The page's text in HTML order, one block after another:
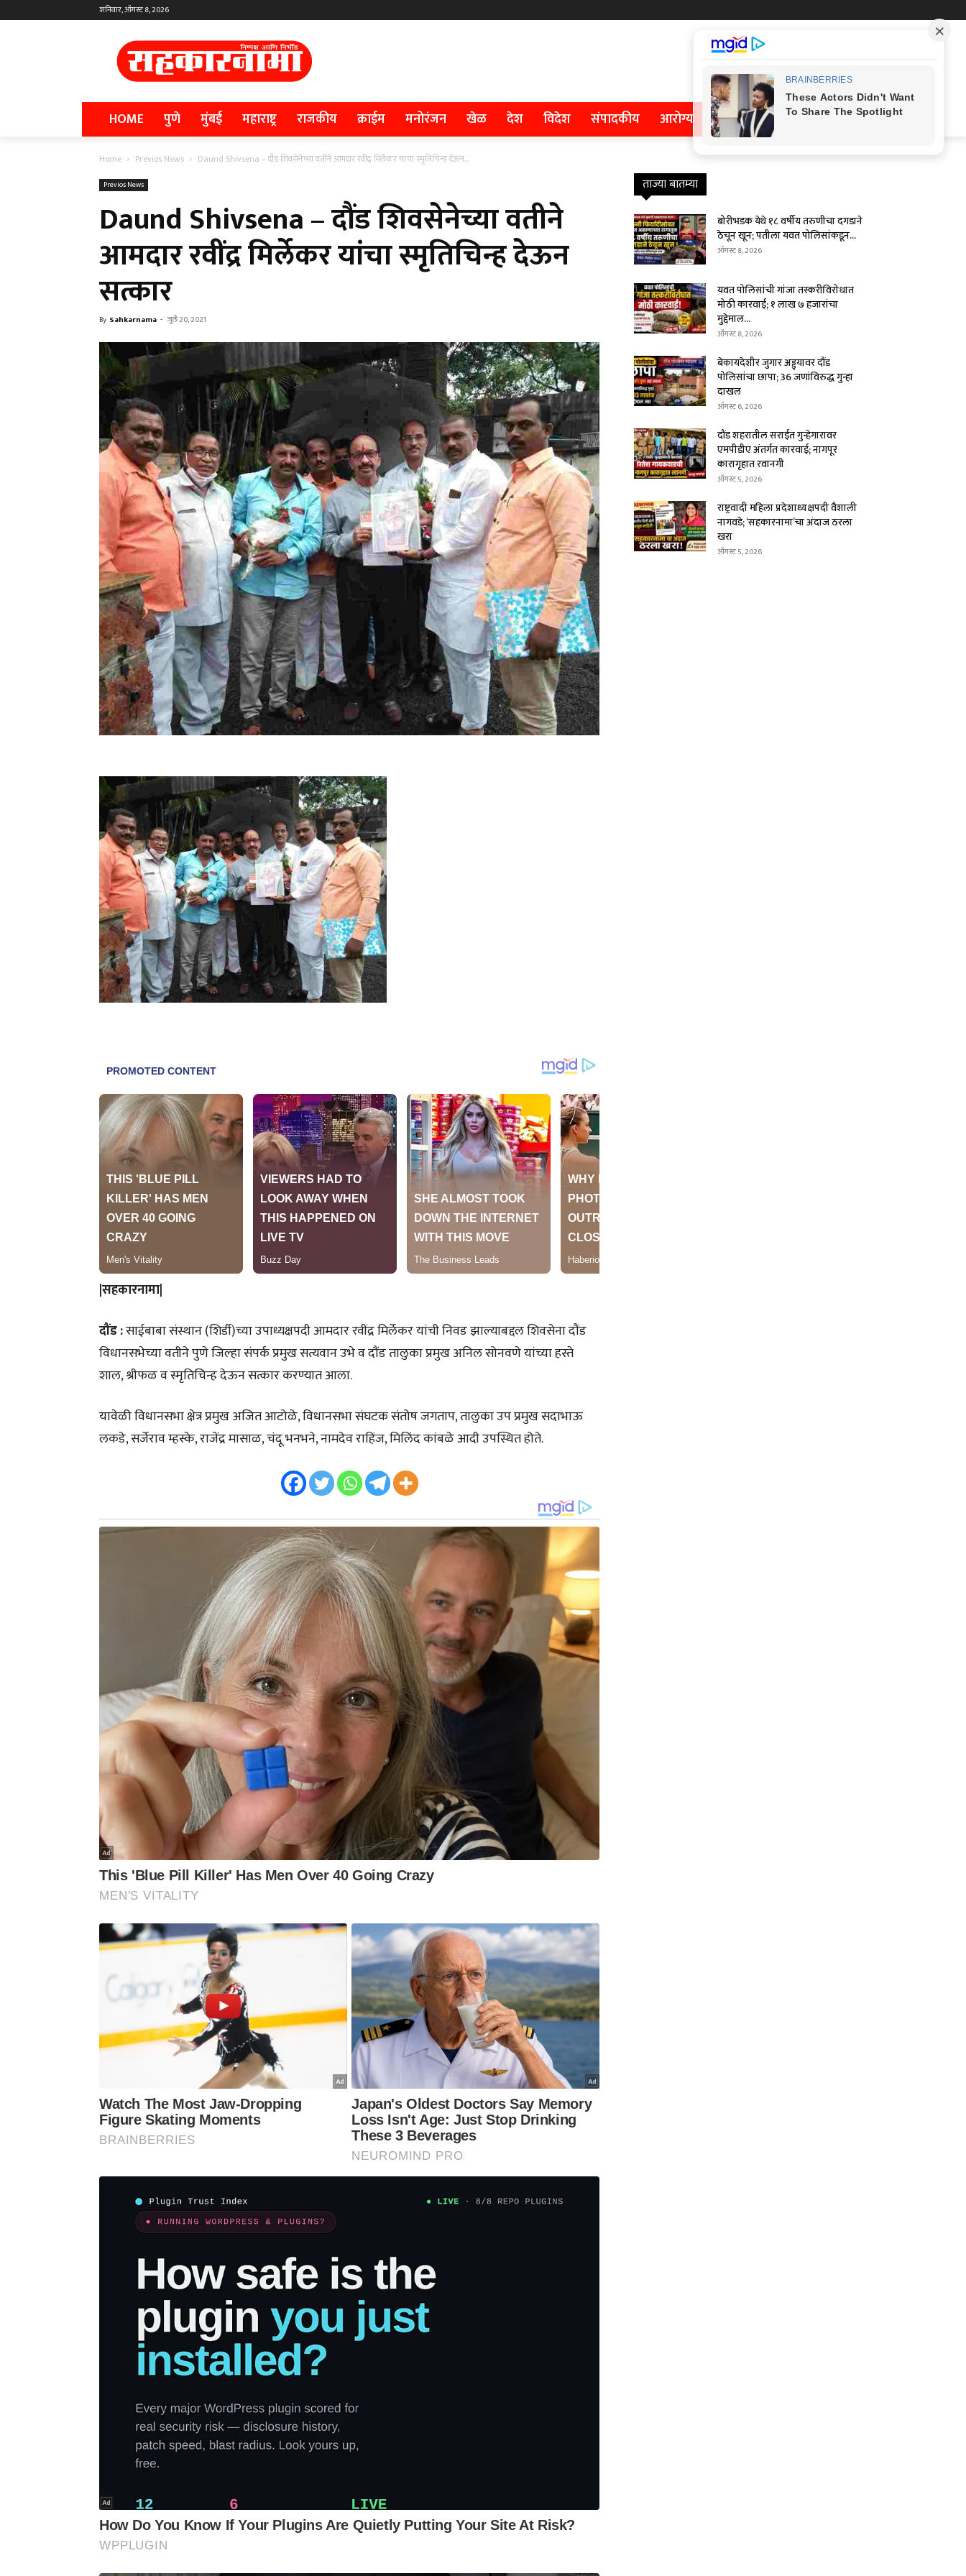
शनिवार, ऑगस्ट 8, 2026
HOME पुणे मुंबई महाराष्ट्र राजकीय क्राईम मनोरंजन खेळ देश विदेश संपादकीय आरोग्य
Home Previos News Daund Shivsena – दौंड शिवसेनेच्या वतीने आमदार रवींद्र मिर्लेकर यांचा स्मृतिचिन्ह देऊन...
Previos News
Daund Shivsena – दौंड शिवसेनेच्या वतीने
आमदार रवींद्र मिर्लेकर यांचा स्मृतिचिन्ह देऊन
सत्कार
By Sahkarnama - जुलै 20, 2021
|सहकारनामा|
दौंड :साईबाबा संस्थान (शिर्डी)च्या उपाध्यक्षपदी आमदार रवींद्र मिर्लेकर यांची निवड झाल्याबद्दल शिवसेना दौंड
विधानसभेच्या वतीने पुणे जिल्हा संपर्क प्रमुख सत्यवान उभे व दौंड तालुका प्रमुख अनिल सोनवणे यांच्या हस्ते
शाल, श्रीफळ व स्मृतिचिन्ह देऊन सत्कार करण्यात आला.
यावेळी विधानसभा क्षेत्र प्रमुख अजित आटोळे, विधानसभा संघटक संतोष जगताप, तालुका उप प्रमुख सदाभाऊ
लकडे, सर्जेराव म्हस्के, राजेंद्र मासाळ, चंदू भनभने, नामदेव राहिंज, मिलिंद कांबळे आदी उपस्थित होते.
ताज्या बातम्या
बोरीभडक येथे १८ वर्षीय तरुणीचा दगडाने
ठेचून खून; पतीला यवत पोलिसांकडून...
ऑगस्ट 8, 2026
यवत पोलिसांची गांजा तस्करीविरोधात
मोठी कारवाई; १ लाख ७ हजारांचा
मुद्देमाल...
ऑगस्ट 8, 2026
बेकायदेशीर जुगार अड्ड्यावर दौंड
पोलिसांचा छापा; 36 जणांविरुद्ध गुन्हा
दाखल
ऑगस्ट 6, 2026
दौंड शहरातील सराईत गुन्हेगारावर
एमपीडीए अंतर्गत कारवाई; नागपूर
कारागृहात रवानगी
ऑगस्ट 5, 2026
राष्ट्रवादी महिला प्रदेशाध्यक्षपदी वैशाली
नागवडे; ‘सहकारनामा’चा अंदाज ठरला
खरा
ऑगस्ट 5, 2026